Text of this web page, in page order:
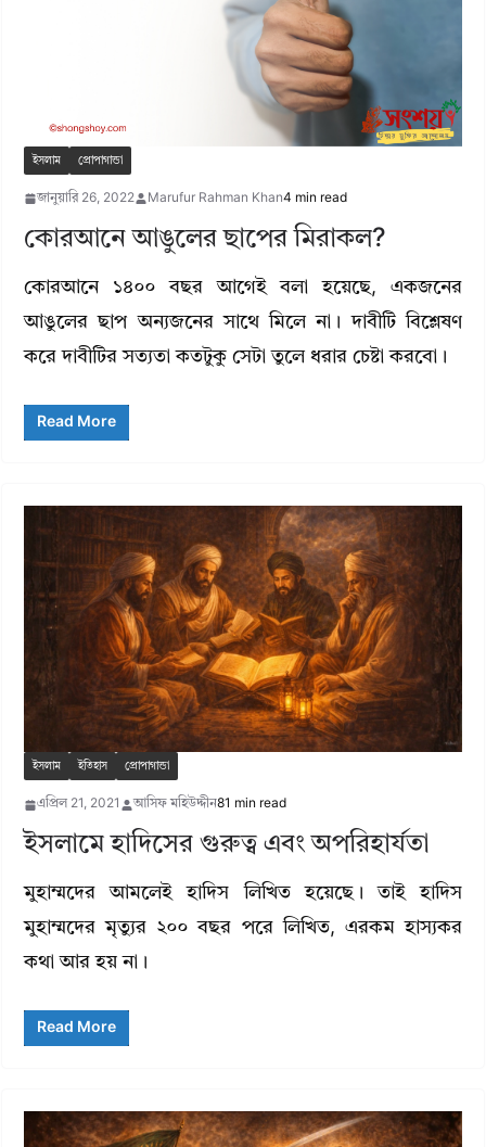
ইসলাম প্রোপাগান্ডা
জানুয়ারি 26, 2022 Marufur Rahman Khan4 min read
কোরআনে আঙুলের ছাপের মিরাকল?
কোরআনে ১৪০০ বছর আগেই বলা হয়েছে, একজনের
আঙুলের ছাপ অন্যজনের সাথে মিলে না। দাবীটি বিশ্লেষণ
করে দাবীটির সত্যতা কতটুকু সেটা তুলে ধরার চেষ্টা করবো।
Read More
ইসলাম ইতিহাস প্রোপাগান্ডা
এপ্রিল 21, 2021 আসিফ মহিউদ্দীন81 min read
ইসলামে হাদিসের গুরুত্ব এবং অপরিহার্যতা
মুহাম্মদের আমলেই হাদিস লিখিত হয়েছে। তাই হাদিস
মুহাম্মদের মৃত্যুর ২০০ বছর পরে লিখিত, এরকম হাস্যকর
কথা আর হয় না।
Read More